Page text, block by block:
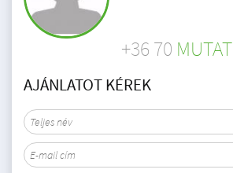
+36 70 MUTAT
AJÁNLATOT KÉREK